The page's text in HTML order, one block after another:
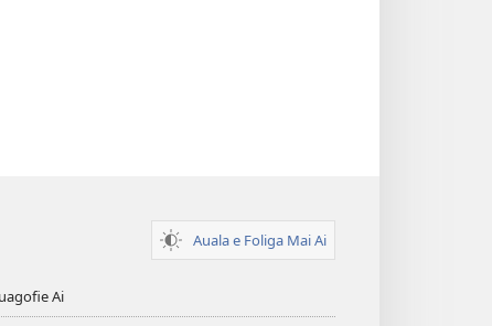
Auala e Foliga Mai Ai
Ai